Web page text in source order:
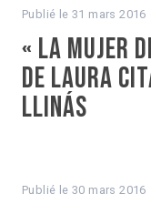
Publié le31 mars 2016
« La Mujer
de Laura
Llinás
Publié le30 mars 2016